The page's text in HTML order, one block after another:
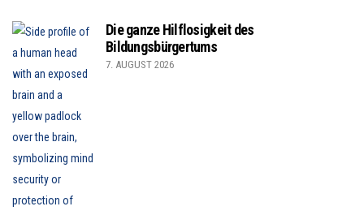
Die ganze Hilflosigkeit des
Bildungsbürgertums
7. AUGUST 2026